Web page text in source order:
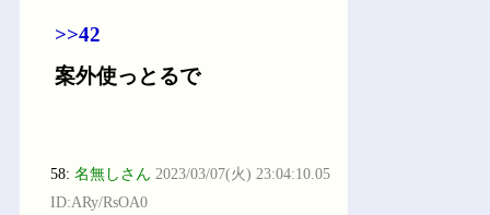
>>42
案外使っとるで
58:名無しさん 2023/03/07(火) 23:04:10.05
ID:ARy/RsOA0